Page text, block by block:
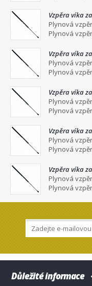
Vzpěra víka
Plynová
Plynová
Vzpěra víka
Plynová
Plynová
Vzpěra víka
Plynová
Plynová
Vzpěra víka
Plynová
Plynová
Vzpěra víka
Plynová
Plynová
Důležité informace